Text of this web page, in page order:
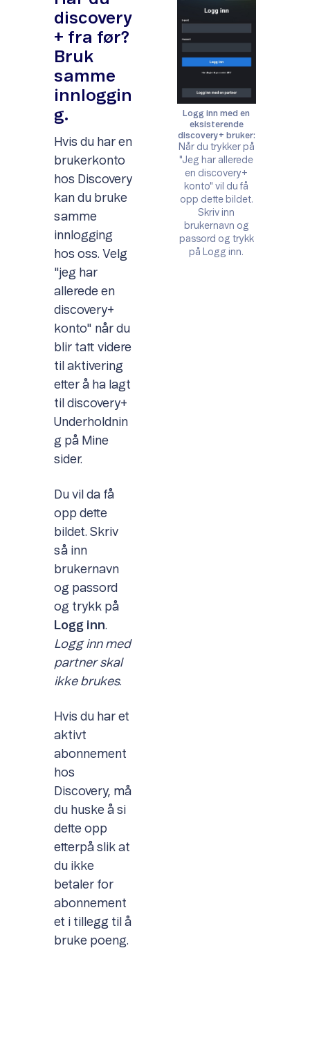
discovery
+ fra før?
Bruk
samme
innloggin
g.
Hvis du har en
brukerkonto
hos Discovery
kan du bruke
samme
innlogging
hos oss. Velg
"jeg har
allerede en
discovery+
konto" når du
blir tatt videre
til aktivering
etter å ha lagt
til discovery+
Underholdnin
g på Mine
sider.
Du vil da få
opp dette
bildet. Skriv
så inn
brukernavn
og passord
og trykk på
Logg inn.
Logg inn med
partner skal
ikke brukes.
Hvis du har et
aktivt
abonnement
hos
Discovery, må
du huske å si
dette opp
etterpå slik at
du ikke
betaler for
abonnement
et i tillegg til å
bruke poeng.
Logg inn med en
eksisterende
discovery+ bruker:
Når du trykker på
"Jeg har allerede
en discovery+
konto" vil du få
opp dette bildet.
Skriv inn
brukernavn og
passord og trykk
på Logg inn.